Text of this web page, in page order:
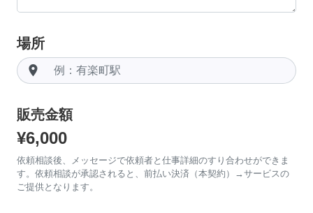
場所
room
販売金額
¥6,000
依頼相談後、メッセージで依頼者と仕事詳細のすり合わせができま
す。依頼相談が承認されると、前払い決済（本契約）→サービスの
ご提供となります。